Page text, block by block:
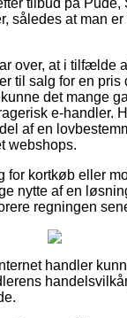
således at man
over, at i tilfælde
til salg for en pris
det mange
e-handler.
af en
webshops.
for kortkøb eller
nytte af en
regningen
handler